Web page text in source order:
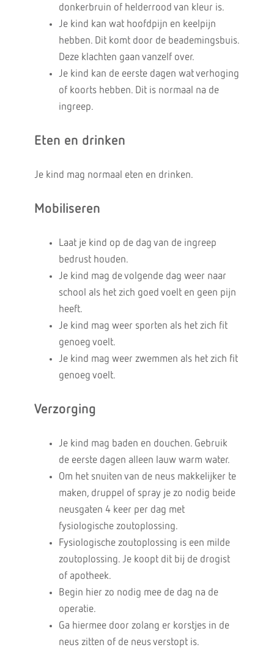
donkerbruin of helderrood van kleur is.
Je kind kan wat hoofdpijn en keelpijn
hebben. Dit komt door de beademingsbuis.
Deze klachten gaan vanzelf over.
Je kind kan de eerste dagen wat verhoging
of koorts hebben. Dit is normaal na de
ingreep.
Eten en drinken
Je kind mag normaal eten en drinken.
Mobiliseren
Laat je kind op de dag van de ingreep
bedrust houden.
Je kind mag de volgende dag weer naar
school als het zich goed voelt en geen pijn
heeft.
Je kind mag weer sporten als het zich fit
genoeg voelt.
Je kind mag weer zwemmen als het zich fit
genoeg voelt.
Verzorging
Je kind mag baden en douchen. Gebruik
de eerste dagen alleen lauw warm water.
Om het snuiten van de neus makkelijker te
maken, druppel of spray je zo nodig beide
neusgaten 4 keer per dag met
fysiologische zoutoplossing.
Fysiologische zoutoplossing is een milde
zoutoplossing. Je koopt dit bij de drogist
of apotheek.
Begin hier zo nodig mee de dag na de
operatie.
Ga hiermee door zolang er korstjes in de
neus zitten of de neus verstopt is.